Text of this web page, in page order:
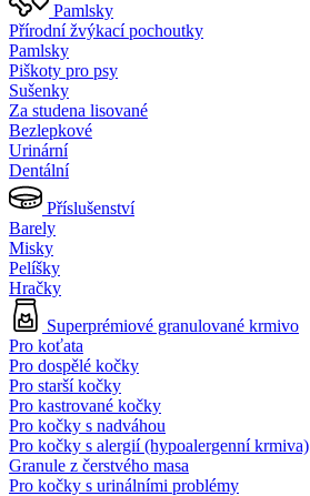
Pamlsky
Přírodní žvýkací pochoutky
Pamlsky
Piškoty pro psy
Sušenky
Za studena lisované
Bezlepkové
Urinární
Dentální
Příslušenství
Barely
Misky
Pelíšky
Hračky
Superprémiové granulované krmivo
Pro koťata
Pro dospělé kočky
Pro starší kočky
Pro kastrované kočky
Pro kočky s nadváhou
Pro kočky s alergií (hypoalergenní krmiva)
Granule z čerstvého masa
Pro kočky s urinálními problémy